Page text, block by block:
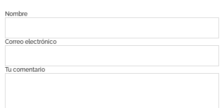
Nombre
Correo electrónico
Tu comentario